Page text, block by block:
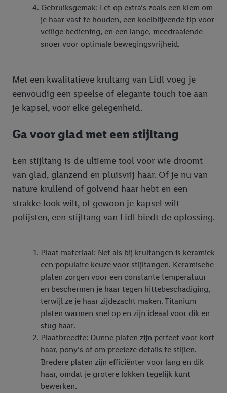
Gebruiksgemak: Let op extra’s zoals een klem om
je haar vast te houden, een koelblijvende tip voor
veilige bediening, en een lange, meedraaiende
snoer voor optimale bewegingsvrijheid.
Met een kwalitatieve krultang van Lidl voeg je
eenvoudig een speelse of elegante touch toe aan
je kapsel, voor elke gelegenheid.
Ga voor glad met een stijltang
Een stijltang is de ultieme tool voor wie droomt
van glad, glanzend en pluisvrij haar. Of je nu van
nature krullend of golvend haar hebt en een
strakke look wilt, of gewoon je kapsel wilt
polijsten, een stijltang van Lidl biedt de oplossing.
Plaat materiaal: Net als bij krultangen is keramiek
een populaire keuze voor stijltangen. Keramische
platen zorgen voor een constante temperatuur
en beschermen je haar tegen hittebeschadiging,
terwijl ze je haar zijdezacht maken. Titanium
platen warmen snel op en zijn ideaal voor dik en
stug haar.
Plaatbreedte: Dunne platen zijn perfect voor kort
haar, pony’s of om precieze details te stijlen.
Bredere platen zijn efficiënter voor lang en dik
haar, omdat je grotere lokken tegelijk kunt
bewerken.
onze partner Criteo S.A. eveneens een speciale online
identificatiecode aanmaken op basis van het e-mailadres dat u
daarbij opgeeft, om u te herkennen bij diensten van derden en
om u gepersonaliseerde advertenties te tonen. Voor dit
identificatiegegevens waarover Criteo SA beschikt en die aan u
toegewezen werden.
Als u hiermee akkoord gaat, kunnen advertenties in het kader
van retargeting, d.w.z. advertenties voor producten waarin u
interesse hebt getoond (bijvoorbeeld door het product in de
webshop aan uw winkelmandje toe te voegen, maar het niet te
diensten worden weergegeven als er met behulp van uw
gehashte e-mailadres en eventuele andere
identificatiegegevens/identificatiegegevens waarover Criteo
SA beschikt, meerdere eindapparaten of Lidl-diensten aan u
kunnen worden toegewezen.
Onder “Aanpassen” kunt u individuele doeleinden toestaan en
Door op “weigeren” te klikken, kunt u alleen het gebruik van de
noodzakelijke technologieën toestaan. Door op “aanvaarden” te
klikken, stemt u in met alle verwerkingen voor alle
bovengenoemde doeleinden. Meer informatie, waaronder de
bewaartermijn van de gegevens en uw recht om uw
toestemming te allen tijde met vooruitwerkende kracht in te
trekken, vindt u in onze
impressum hier.